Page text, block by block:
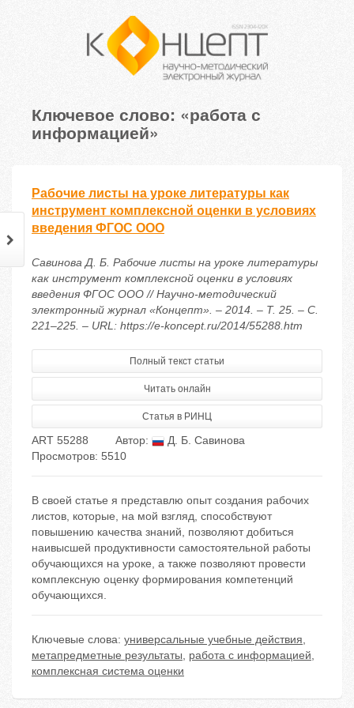
Ключевое слово: «работа с
информацией»
Рабочие листы на уроке литературы как
инструмент комплексной оценки в условиях
введения ФГОС ООО
Савинова Д. Б. Рабочие листы на уроке литературы
как инструмент комплексной оценки в условиях
введения ФГОС ООО // Научно-методический
электронный журнал «Концепт». – 2014. – Т. 25. – С.
221–225. – URL: https://e-koncept.ru/2014/55288.htm
Полный текст статьи
Читать онлайн
Статья в РИНЦ
ART 55288 Автор:
Д. Б. Савинова
Просмотров: 5510
В своей статье я представлю опыт создания рабочих
листов, которые, на мой взгляд, способствуют
повышению качества знаний, позволяют добиться
наивысшей продуктивности самостоятельной работы
обучающихся на уроке, а также позволяют провести
комплексную оценку формирования компетенций
обучающихся.
Ключевые слова: универсальные учебные действия,
метапредметные результаты, работа с информацией,
комплексная система оценки